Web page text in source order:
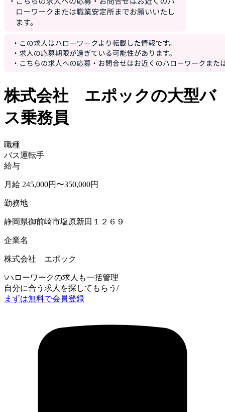
株式会社 エポックの大型バ
ス乗務員
職種
バス運転手
給与
月給 245,000円〜350,000円
勤務地
静岡県御前崎市塩原新田１２６９
企業名
株式会社 エポック
\ハローワークの求人も一括管理
自分に合う求人を探してもらう /
まずは無料で会員登録